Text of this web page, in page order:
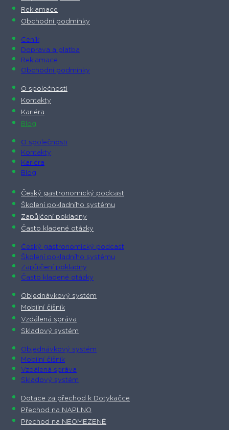
Reklamace
Obchodní podmínky
Ceník
Doprava a platba
Reklamace
Obchodní podmínky
O společnosti​
Kontakty
Kariéra
Blog
O společnosti​
Kontakty
Kariéra
Blog
Český gastronomický podcast​
Školení pokladního systému
Zapůjčení pokladny
Často kladené otázky
Český gastronomický podcast​
Školení pokladního systému
Zapůjčení pokladny
Často kladené otázky
Objednávkový systém
Mobilní číšník
Vzdálená správa
Skladový systém
Objednávkový systém
Mobilní číšník
Vzdálená správa
Skladový systém
Dotace za přechod k Dotykačce
Přechod na NAPLNO
Přechod na NEOMEZENĚ